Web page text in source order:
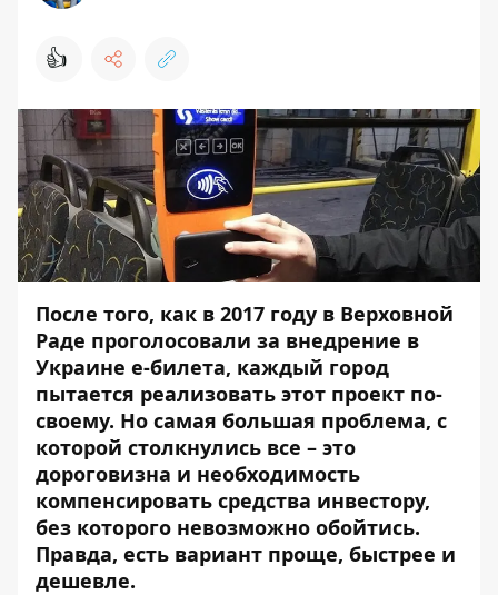
👍
После того, как в 2017 году в Верховной
Раде проголосовали за внедрение в
Украине е-билета, каждый город
пытается реализовать этот проект по-
своему. Но самая большая проблема, с
которой столкнулись все – это
дороговизна и необходимость
компенсировать средства инвестору,
без которого невозможно обойтись.
Правда, есть вариант проще, быстрее и
дешевле.